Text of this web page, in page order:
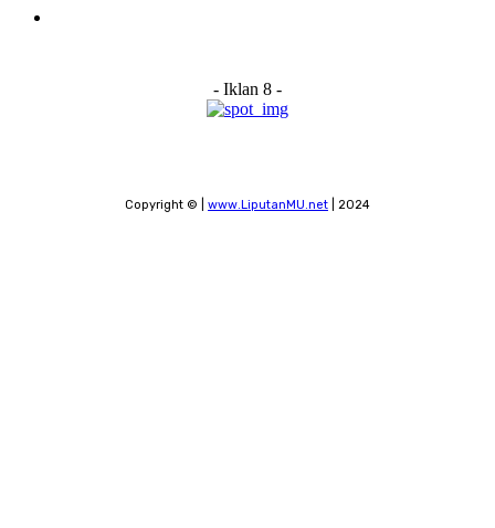
- Iklan 8 -
Copyright © | www.LiputanMU.net | 2024